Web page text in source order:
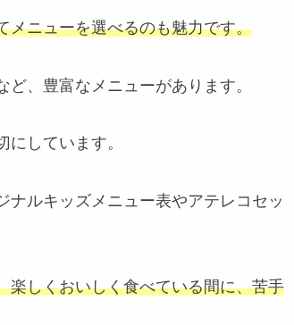
メニューを選べるのも魅力です。
、豊富なメニューがあります。
しています。
ルキッズメニュー表やアテレコセッ
楽しくおいしく食べている間に、苦手